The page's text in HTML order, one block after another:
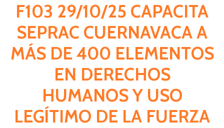
F103 29/10/25 CAPACITA
SEPRAC CUERNAVACA A
MÁS DE 400 ELEMENTOS
EN DERECHOS
HUMANOS Y USO
LEGÍTIMO DE LA FUERZA